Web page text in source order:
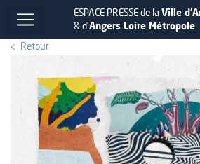
ESPACE PRESSE de la Ville
& d'Angers Loire Métropole
Retour